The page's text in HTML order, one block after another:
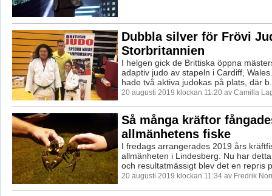
Dubbla silver för Frövi
Storbritannien
I helgen gick de Brittiska öppna
adaptiv judo av stapeln i Cardiff,
hade två aktiva judokas på plats, där
20 augusti 2019 klockan 11:20 av Camilla
Så många kräftor
allmänhetens fiske
I fredags arrangerades 2019 års
allmänheten i Lindesberg. Nu har
och resultatmässigt blev det en repris
20 augusti 2019 klockan 11:34 av Fredrik